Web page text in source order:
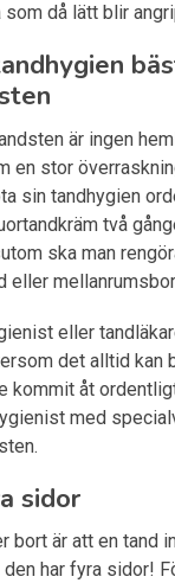
då lätt blir
är ingen
en stor
sin tandhygien
två
ska man
eller
eller
det alltid kan
kommit åt
med
sidor
bort är att en tand
har fyra sidor!